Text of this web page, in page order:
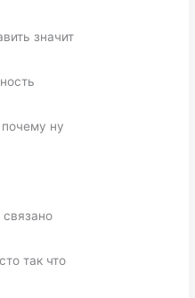
значит
почему ну
так что